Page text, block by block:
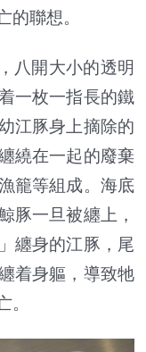
的聯想。
八開大小的透明
一枚一指長的鐵
江豚身上摘除的
繞在一起的廢棄
籠等組成。海底
豚一旦被纏上，
纏身的江豚，尾
着身軀，導致牠
。